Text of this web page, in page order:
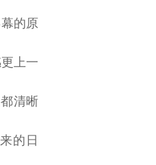
的原
上一
清晰
的日